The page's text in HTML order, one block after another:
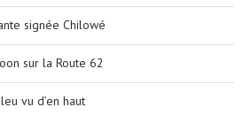
signée Chilowé
sur la Route 62
vu d’en haut